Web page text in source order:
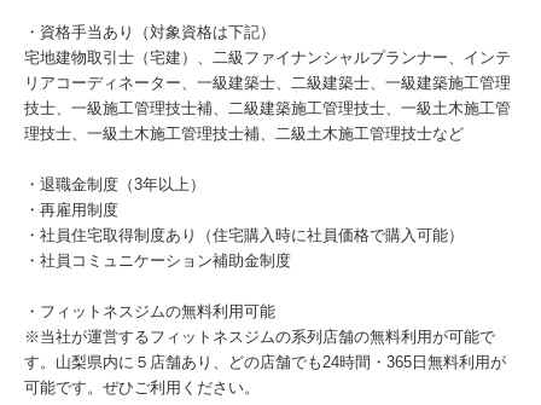
・資格手当あり（対象資格は下記）
宅地建物取引士（宅建）、二級ファイナンシャルプランナー、インテ
リアコーディネーター、一級建築士、二級建築士、一級建築施工管理
技士、一級施工管理技士補、二級建築施工管理技士、一級土木施工管
理技士、一級土木施工管理技士補、二級土木施工管理技士など
・退職金制度（3年以上）
・再雇用制度
・社員住宅取得制度あり（住宅購入時に社員価格で購入可能）
・社員コミュニケーション補助金制度
・フィットネスジムの無料利用可能
※当社が運営するフィットネスジムの系列店舗の無料利用が可能で
す。山梨県内に５店舗あり、どの店舗でも24時間・365日無料利用が
可能です。ぜひご利用ください。